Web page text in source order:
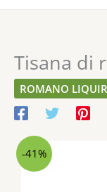
Tisana di
ROMANO
Tisana
di
-41%